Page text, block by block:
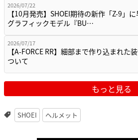
2026/07/22
【10月発売】SHOEI期待の新作「Z-9」
グラフィックモデル『BU…
2026/07/17
【A-FORCE RR】細部まで作り込まれた
ついて
もっと見る
SHOEI ヘルメット